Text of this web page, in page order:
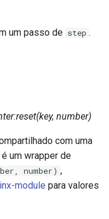
um passo de step .
number)
com uma
um wrapper de
number) ,
module para valores